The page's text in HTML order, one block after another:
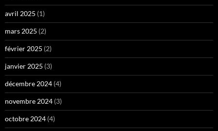
avril 2025 (1)
mars 2025 (2)
février 2025 (2)
janvier 2025 (3)
décembre 2024 (4)
novembre 2024 (3)
octobre 2024 (4)